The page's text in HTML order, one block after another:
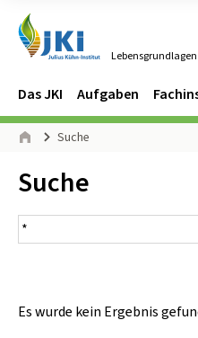
Navigation
Hauptmenü
Das JKI Aufgaben
Seitenpfad
Suche
Inhalt:
Suche
Suchergebnis
Es wurde kein Ergebnis